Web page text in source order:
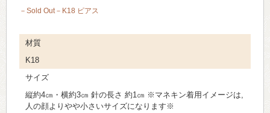
－Sold Out－K18 ピアス
材質
K18
サイズ
縦約4㎝・横約3㎝ 針の長さ 約1㎝ ※マネキン着用イメージは,
人の顔よりやや小さいサイズになります※